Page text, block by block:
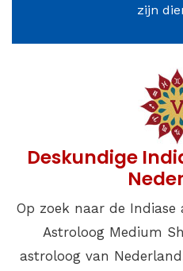
zijn
Deskundige
Op zoek naar de
Astroloog Medium
astroloog van